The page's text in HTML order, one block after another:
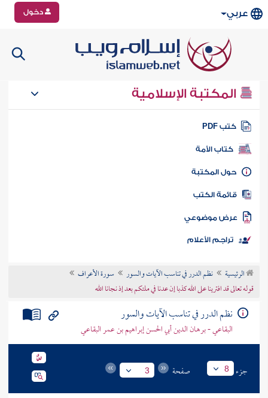
عربي دخول
المكتبة الإسلامية
كتب PDF
كتاب الأمة
المكتبة
الكتب
موضوعي
تراجم الأعلام
الرئيسية نظم الدرر في تناسب الآيات والسور
سورة الأعراف
قوله تعالى قد افترينا على الله كذبا إن عدنا في ملتكم بعد إذ نجانا الله
نظم الدرر في تناسب الآيات والسور
البقاعي - برهان الدين أبي الحسن إبراهيم بن عمر البقاعي
جزء 8 صفحة 3